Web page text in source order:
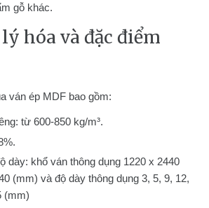
gỗ khác.
hóa và đặc điểm
ván ép MDF bao gồm:
từ 600-850 kg/m³.
dày: khổ ván thông dụng 1220 x 2440
(mm) và độ dày thông dụng 3, 5, 9, 12,
(mm)